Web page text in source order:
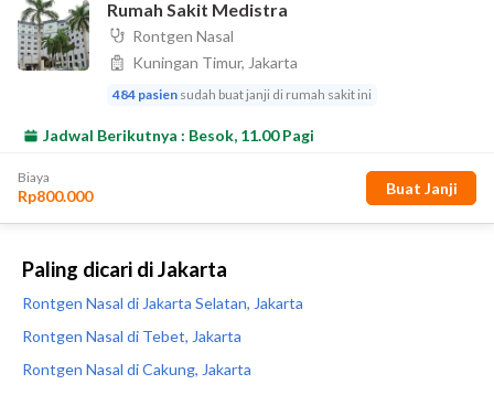
Paling dicari di Jakarta
Rontgen Nasal di Jakarta Selatan, Jakarta
Rontgen Nasal di Tebet, Jakarta
Rontgen Nasal di Cakung, Jakarta